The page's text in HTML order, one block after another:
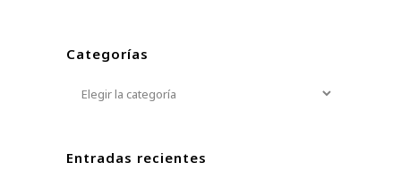
Categorías
Categorías
Entradas recientes